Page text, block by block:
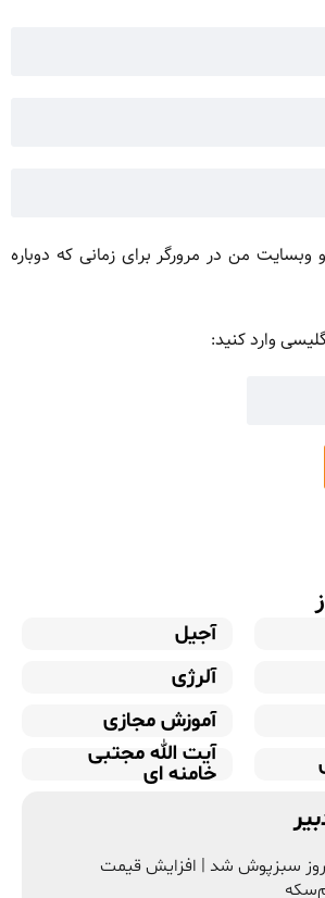
وبسایت من در مرورگر برای زمانی که دوباره
وارد کنید:
آجیل
آلرژی
آموزش مجازی
آیت الله مجتبی
خامنه ای
سبزپوش شد | افزایش قیمت